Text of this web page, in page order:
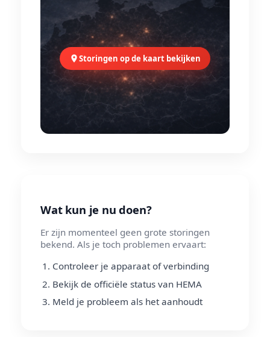
Storingen op de kaart bekijken
Wat kun je nu doen?
Er zijn momenteel geen grote storingen
bekend. Als je toch problemen ervaart:
Controleer je apparaat of verbinding
Bekijk de officiële status van HEMA
Meld je probleem als het aanhoudt